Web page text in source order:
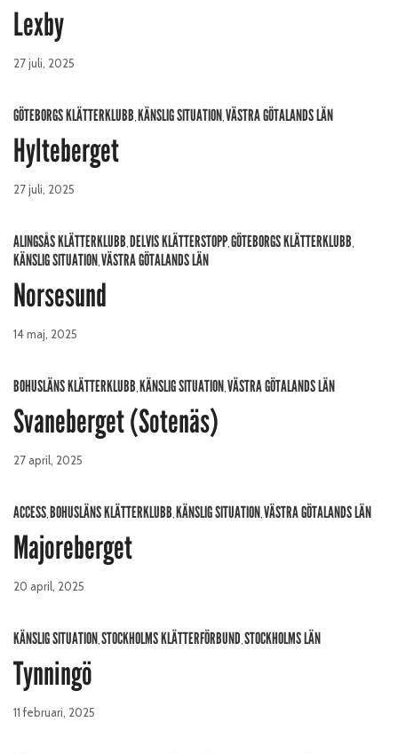
Lexby
27 juli, 2025
GÖTEBORGS KLÄTTERKLUBB,KÄNSLIG SITUATION,VÄSTRA GÖTALANDS LÄN
Hylteberget
27 juli, 2025
ALINGSÅS KLÄTTERKLUBB,DELVIS KLÄTTERSTOPP,GÖTEBORGS KLÄTTERKLUBB,
KÄNSLIG SITUATION,VÄSTRA GÖTALANDS LÄN
Norsesund
14 maj, 2025
BOHUSLÄNS KLÄTTERKLUBB,KÄNSLIG SITUATION,VÄSTRA GÖTALANDS LÄN
Svaneberget (Sotenäs)
27 april, 2025
ACCESS,BOHUSLÄNS KLÄTTERKLUBB,KÄNSLIG SITUATION,VÄSTRA GÖTALANDS LÄN
Majoreberget
20 april, 2025
KÄNSLIG SITUATION,STOCKHOLMS KLÄTTERFÖRBUND,STOCKHOLMS LÄN
Tynningö
11 februari, 2025